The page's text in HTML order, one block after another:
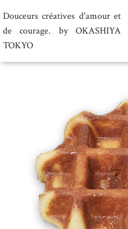
Douceurs créatives d'amour et
de courage. by OKASHIYA
TOKYO
トップ